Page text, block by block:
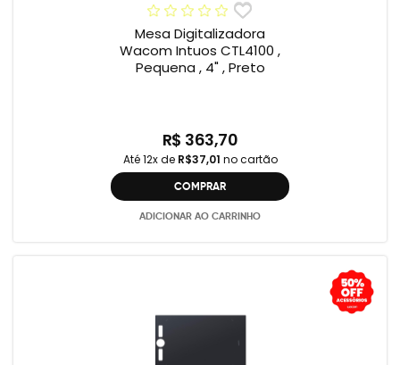
Mesa Digitalizadora
Wacom Intuos CTL4100 ,
Pequena , 4" , Preto
R$ 363,70
Até 12x de R$37,01 no cartão
COMPRAR
ADICIONAR AO CARRINHO